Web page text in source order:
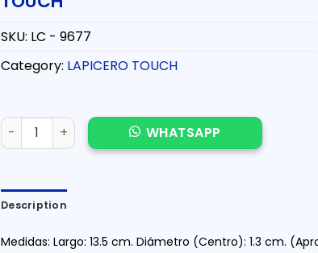
SKU: LC - 9677
Category: LAPICERO TOUCH
LAPICERO METALICO CON LÁSER Y LINTERNA CON
WHATSAPP
Description
Medidas: Largo: 13.5 cm. Diámetro (Centro): 1.3 cm.